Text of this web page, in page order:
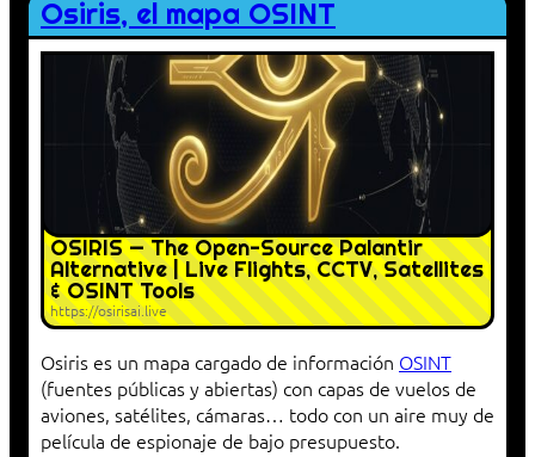
Osiris, el mapa OSINT
OSIRIS — The Open-Source Palantir
Alternative | Live Flights, CCTV, Satellites
& OSINT Tools
https://osirisai.live
Osiris es un mapa cargado de información OSINT
(fuentes públicas y abiertas) con capas de vuelos de
aviones, satélites, cámaras… todo con un aire muy de
película de espionaje de bajo presupuesto.